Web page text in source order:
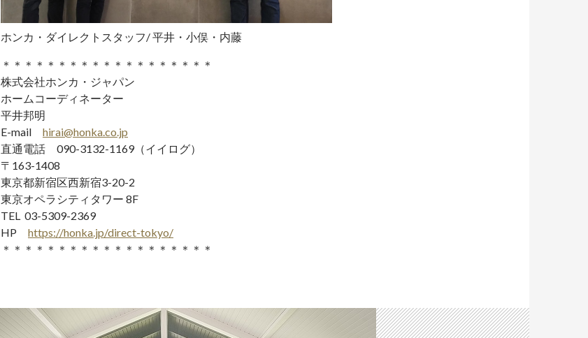
ホンカ・ダイレクトスタッフ/ 平井・小俣・内藤
＊＊＊＊＊＊＊＊＊＊＊＊＊＊＊＊＊＊＊
株式会社ホンカ・ジャパン
ホームコーディネーター
平井邦明
E-mail hirai@honka.co.jp
直通電話 090-3132-1169（イイログ）
〒163-1408
東京都新宿区西新宿3-20-2
東京オペラシティタワー 8F
TEL 03-5309-2369
HP https://honka.jp/direct-tokyo/
＊＊＊＊＊＊＊＊＊＊＊＊＊＊＊＊＊＊＊